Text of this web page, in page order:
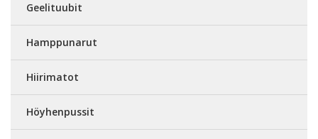
Geelituubit
Hamppunarut
Hiirimatot
Höyhenpussit